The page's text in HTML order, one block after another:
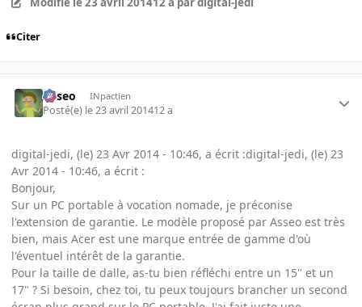
Citer
Asseo INpactien
Posté(e) le 23 avril 201412 a
digital-jedi, (le) 23 Avr 2014 - 10:46, a écrit :digital-jedi, (le) 23
Avr 2014 - 10:46, a écrit :
Bonjour,
Sur un PC portable à vocation nomade, je préconise
l'extension de garantie. Le modèle proposé par Asseo est très
bien, mais Acer est une marque entrée de gamme d'où
l'éventuel intérêt de la garantie.
Pour la taille de dalle, as-tu bien réfléchi entre un 15" et un
17" ? Si besoin, chez toi, tu peux toujours brancher un second